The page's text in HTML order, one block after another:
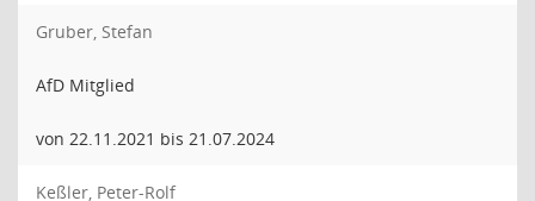
Gruber, Stefan
AfD Mitglied
von 22.11.2021 bis 21.07.2024
Keßler, Peter-Rolf